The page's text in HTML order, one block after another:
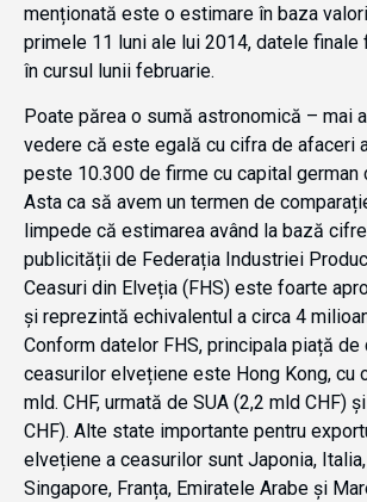
menționată este o estimare în baza
primele 11 luni ale lui 2014, datele
în cursul lunii februarie.
Poate părea o sumă astronomică – mai
vedere că este egală cu cifra de afaceri
peste 10.300 de firme cu capital german
Asta ca să avem un termen de
limpede că estimarea având la bază
publicității de Federația Industriei
Ceasuri din Elveția (FHS) este foarte
și reprezintă echivalentul a circa 4
Conform datelor FHS, principala piață
ceasurilor elvețiene este Hong Kong, cu
mld. CHF, urmată de SUA (2,2 mld CHF)
CHF). Alte state importante pentru
elvețiene a ceasurilor sunt Japonia, Italia,
Singapore, Franța, Emiratele Arabe și